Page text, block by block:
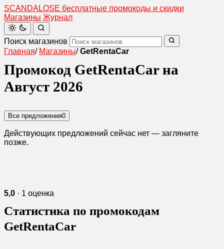
SCANDALOSE бесплатные промокоды и скидки
Магазины Журнал
Поиск магазинов
Главная/ Магазины/ GetRentaCar
Промокод GetRentaCar на
Август 2026
Все предложения0
Действующих предложений сейчас нет — загляните
позже.
5,0 · 1 оценка
Статистика по промокодам
GetRentaCar